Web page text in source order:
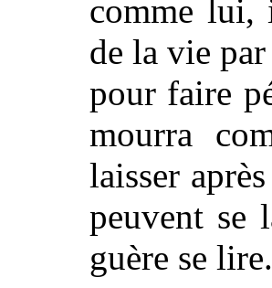
comme lui,
de la vie
pour faire
mourra
laisser
peuvent se
guère se lire.